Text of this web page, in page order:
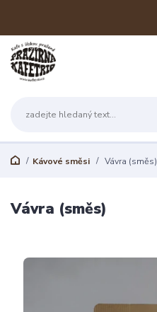
Kávové směsi Vávra (směs)
Vávra (směs)